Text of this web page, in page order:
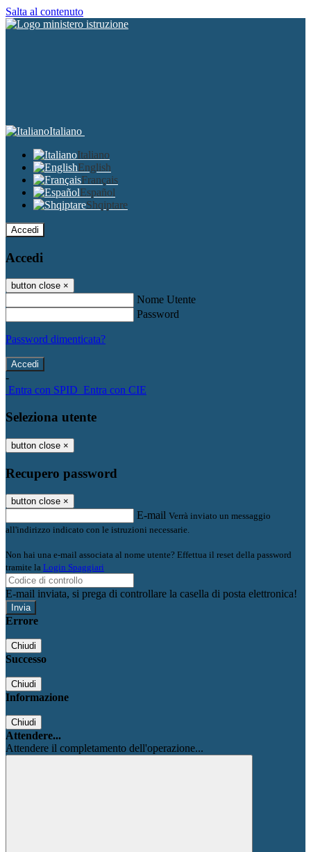
Salta al contenuto
Italiano
Italiano
English
Français
Español
Shqiptare
Accedi
Accedi
button close ×
Nome Utente
Password
Password dimenticata?
-
Entra con SPID Entra con CIE
Seleziona utente
button close ×
Recupero password
button close ×
E-mail Verrà inviato un messaggio
all'indirizzo indicato con le istruzioni necessarie.
Non hai una e-mail associata al nome utente? Effettua il reset della password
tramite la Login Spaggiari
E-mail inviata, si prega di controllare la casella di posta elettronica!
Errore
Chiudi
Successo
Chiudi
Informazione
Chiudi
Attendere...
Attendere il completamento dell'operazione...